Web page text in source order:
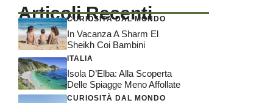
Articoli Recenti
CURIOSITÀ DAL MONDO
In Vacanza A Sharm El
Sheikh Coi Bambini
ITALIA
Isola D’Elba: Alla Scoperta
Delle Spiagge Meno Affollate
CURIOSITÀ DAL MONDO